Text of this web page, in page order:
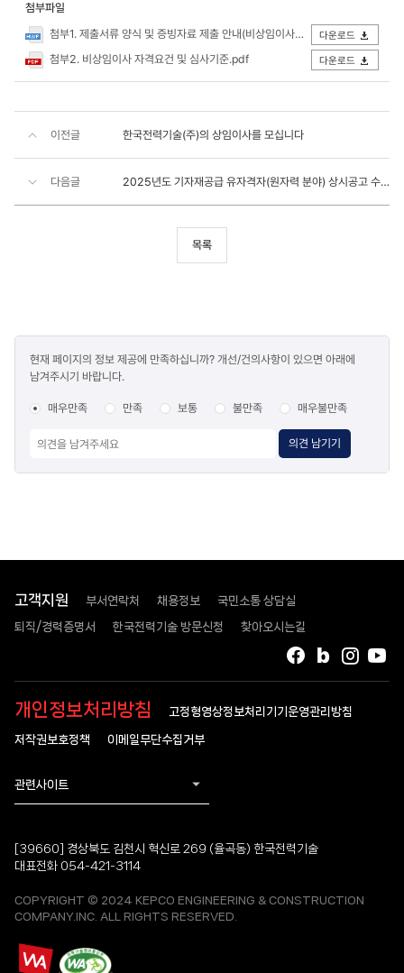
첨부파일
첨부1. 제출서류 양식 및 증빙자료 제출 안내(비상임이사).hwp
다운로드
첨부2. 비상임이사 자격요건 및 심사기준.pdf 다운로드
이전글 한국전력기술(주)의 상임이사를 모십니다
다음글 2025년도 기자재공급 유자격자(원자력 분야) 상시공고 수정 안내
목록
만족도
조사
현재 페이지의 정보 제공에 만족하십니까? 개선/건의사항이 있으면 아래에
남겨주시기 바랍니다.
매우만족 만족 보통 불만족 매우불만족
의견 남기기
고객지원 부서연락처 채용정보 국민소통 상담실
퇴직/경력증명서 한국전력기술 방문신청 찾아오시는길
인스
블로그
페이스북
개인정보처리방침 고정형영상정보처리기기운영관리방침
저작권보호정책 이메일무단수집거부
관련사이트
[39660] 경상북도 김천시 혁신로 269 (율곡동) 한국전력기술
대표전화 054-421-3114
COPYRIGHT © 2024 KEPCO ENGINEERING & CONSTRUCTION
COMPANY.INC. ALL RIGHTS RESERVED.